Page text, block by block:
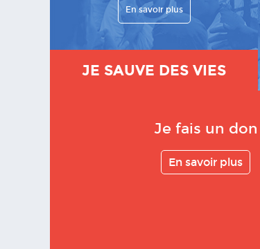
En savoir plus
JE SAUVE DES VIES
Je fais un don
En savoir plus